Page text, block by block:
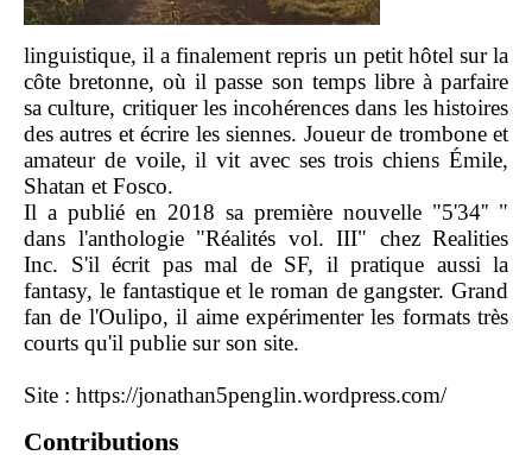
linguistique, il a finalement repris un petit hôtel sur la
côte bretonne, où il passe son temps libre à parfaire
sa culture, critiquer les incohérences dans les histoires
des autres et écrire les siennes. Joueur de trombone et
amateur de voile, il vit avec ses trois chiens Émile,
Shatan et Fosco.
Il a publié en 2018 sa première nouvelle "5'34'' "
dans l'anthologie "Réalités vol. III" chez Realities
Inc. S'il écrit pas mal de SF, il pratique aussi la
fantasy, le fantastique et le roman de gangster. Grand
fan de l'Oulipo, il aime expérimenter les formats très
courts qu'il publie sur son site.
Site : https://jonathan5penglin.wordpress.com/
Contributions